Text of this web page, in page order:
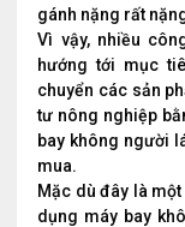
gánh nặng rất
Vì vậy, nhiều
hướng tới mục
chuyển các sản
tư nông nghiệp
bay không người
mua.
Mặc dù đây là
dụng máy bay